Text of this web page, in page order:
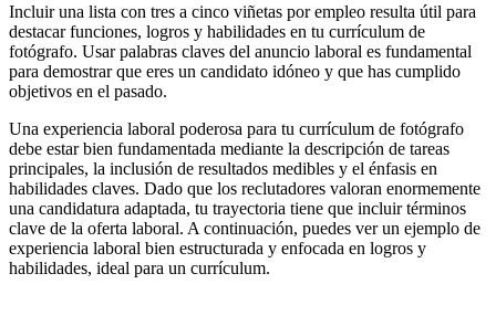
Incluir una lista con tres a cinco viñetas por empleo resulta útil para
destacar funciones, logros y habilidades en tu currículum de
fotógrafo. Usar palabras claves del anuncio laboral es fundamental
para demostrar que eres un candidato idóneo y que has cumplido
objetivos en el pasado.
Una experiencia laboral poderosa para tu currículum de fotógrafo
debe estar bien fundamentada mediante la descripción de tareas
principales, la inclusión de resultados medibles y el énfasis en
habilidades claves. Dado que los reclutadores valoran enormemente
una candidatura adaptada, tu trayectoria tiene que incluir términos
clave de la oferta laboral. A continuación, puedes ver un ejemplo de
experiencia laboral bien estructurada y enfocada en logros y
habilidades, ideal para un currículum.